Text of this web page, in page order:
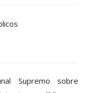
Supremo sobre